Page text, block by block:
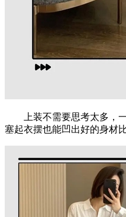
上装不需要思考太多，一
塞起衣摆也能凹出好的身材比